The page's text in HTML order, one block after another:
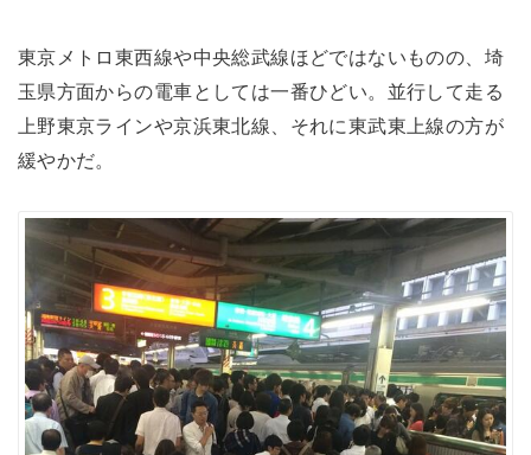
東京メトロ東西線や中央総武線ほどではないものの、埼
玉県方面からの電車としては一番ひどい。並行して走る
上野東京ラインや京浜東北線、それに東武東上線の方が
緩やかだ。